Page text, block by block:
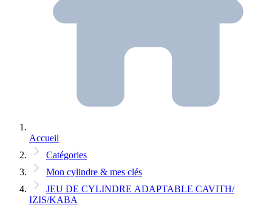
Accueil
Catégories
Mon cylindre & mes clés
JEU DE CYLINDRE ADAPTABLE CAVITH/
IZIS/KABA